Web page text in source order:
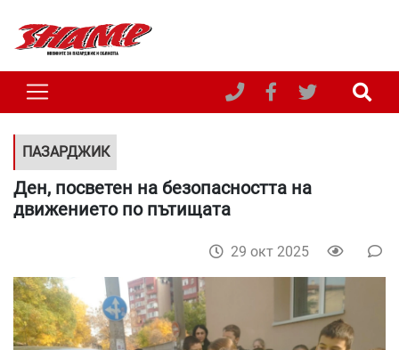
ПАЗАРДЖИК
Ден, посветен на безопасността на
движението по пътищата
29 окт 2025